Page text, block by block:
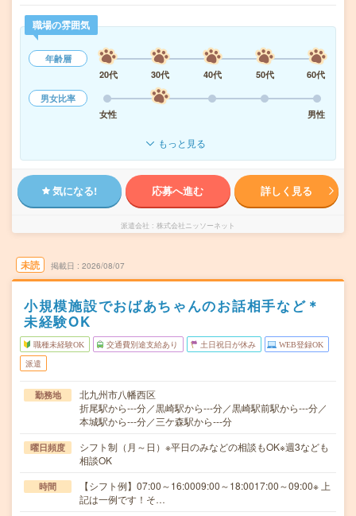
職場の雰囲気
年齢層
20代
30代 40代 50代
60代
男女比率
女性
男性
もっと見る
気になる! 応募へ進む 詳しく見る
派遣会社 株式会社ニッソーネット
未読 掲載日 2026/08/07
小規模施設でおばあちゃんのお話相手など＊
未経験OK
職種未経験OK 交通費別途支給あり 土日祝日が休み WEB登録OK
派遣
勤務地
北九州市八幡西区
折尾駅から---分／黒崎駅から---分／黒崎駅前駅から---分／
本城駅から---分／三ケ森駅から---分
曜日頻度
シフト制（月～日）※平日のみなどの相談もOK※週3なども
相談OK
時間
【シフト例】07:00～16:0009:00～18:0017:00～09:00※ 上
記は一例です！そ…